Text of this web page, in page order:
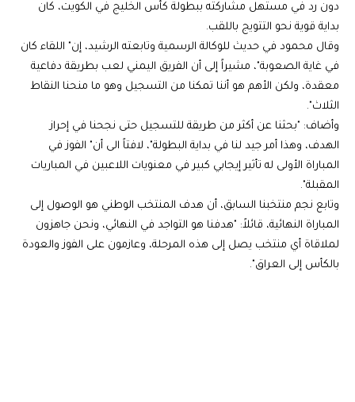
دون رد في مستهل مشاركته ببطولة كأس الخليج في الكويت، كان
بداية قوية نحو التتويج باللقب.
وقال محمود في حديث للوكالة الرسمية وتابعته الرشيد، إن" اللقاء كان
في غاية الصعوبة"، مشيراً إلى أن الفريق اليمني لعب بطريقة دفاعية
معقدة، ولكن الأهم هو أننا تمكنا من التسجيل وهو ما منحنا النقاط
الثلاث".
وأضاف: "بحثنا عن أكثر من طريقة للتسجيل حتى نجحنا في إحراز
الهدف، وهذا أمر جيد لنا في بداية البطولة"، لافتاً الى أن" الفوز في
المباراة الأولى له تأثير إيجابي كبير في معنويات اللاعبين في المباريات
المقبلة".
وتابع نجم منتخبنا السابق، أن هدف المنتخب الوطني هو الوصول إلى
المباراة النهائية، قائلاً: "هدفنا هو التواجد في النهائي، ونحن جاهزون
لملاقاة أي منتخب يصل إلى هذه المرحلة، وعازمون على الفوز والعودة
بالكأس إلى العراق".